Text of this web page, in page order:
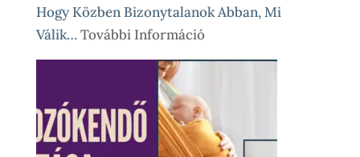
Hogy Közben Bizonytalanok Abban, Mi
Válik…További Információ:
Babahordozó
Avagy
Okos
Próba